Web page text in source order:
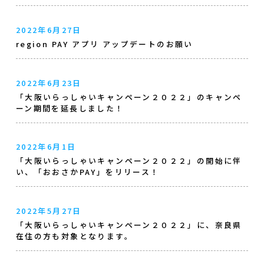
2022年6月27日
region PAY アプリ アップデートのお願い
2022年6月23日
「大阪いらっしゃいキャンペーン２０２２」のキャンペ
ーン期間を延長しました！
2022年6月1日
「大阪いらっしゃいキャンペーン２０２２」の開始に伴
い、「おおさかPAY」をリリース！
2022年5月27日
「大阪いらっしゃいキャンペーン２０２２」に、奈良県
在住の方も対象となります。